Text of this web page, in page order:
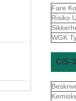
Fare
Risiko
WGK
CIS-